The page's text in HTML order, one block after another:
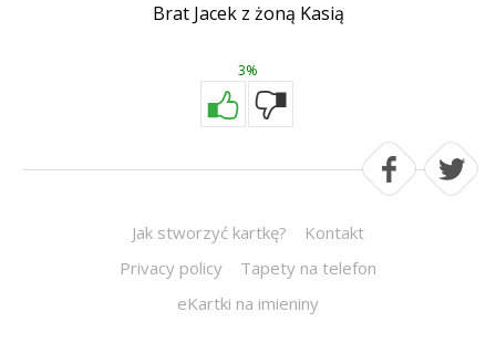
Brat Jacek z żoną Kasią
3%
Jak stworzyć kartkę?
Kontakt
Privacy policy
Tapety na telefon
eKartki na imieniny